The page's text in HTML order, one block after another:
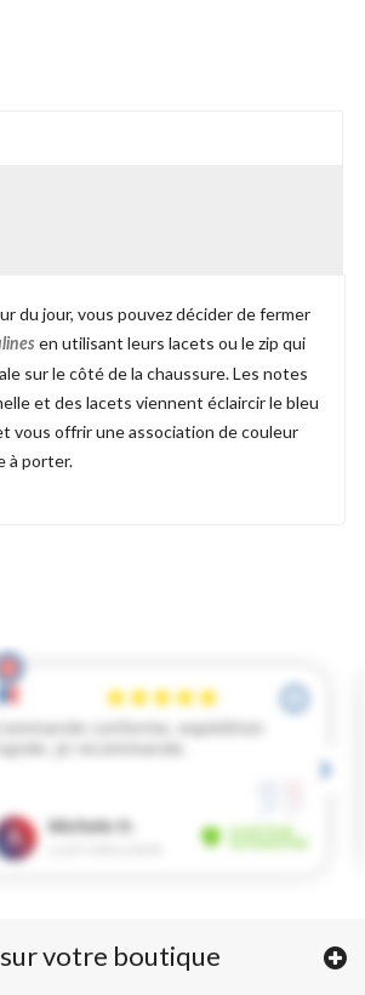
du jour, vous pouvez décider de fermer
en utilisant leurs lacets ou le zip qui
sur le côté de la chaussure. Les notes
et des lacets viennent éclaircir le bleu
vous offrir une association de couleur
à porter.
votre boutique